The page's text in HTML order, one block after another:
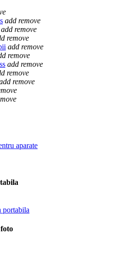
add remove
add remove
remove
add remove
remove
add remove
remove
remove
aparate
portabila